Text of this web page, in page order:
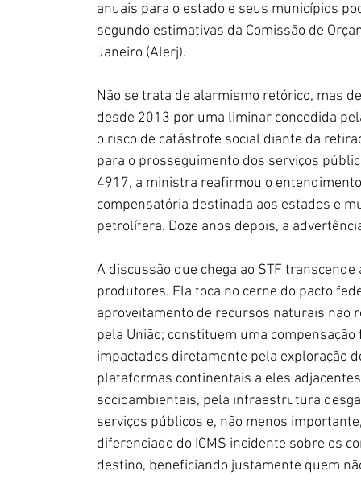
anuais para o estado e seus municípios
segundo estimativas da Comissão de
Janeiro (Alerj).
Não se trata de alarmismo retórico, mas
desde 2013 por uma liminar concedida
o risco de catástrofe social diante da
para o prosseguimento dos serviços
4917, a ministra reafirmou o
compensatória destinada aos estados e
petrolífera. Doze anos depois, a
A discussão que chega ao STF
produtores. Ela toca no cerne do pacto
aproveitamento de recursos naturais não
pela União; constituem uma
impactados diretamente pela exploração
plataformas continentais a eles
socioambientais, pela infraestrutura
serviços públicos e, não menos
diferenciado do ICMS incidente sobre os
destino, beneficiando justamente quem